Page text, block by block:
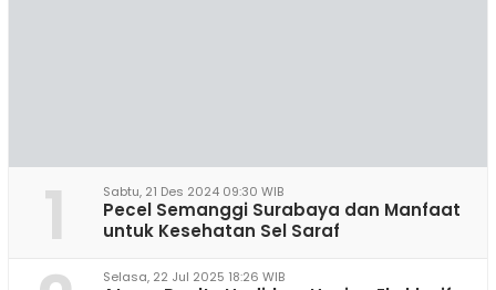
1 Sabtu, 21 Des 2024 09:30 WIB
Pecel Semanggi Surabaya dan Manfaat
untuk Kesehatan Sel Saraf
Selasa, 22 Jul 2025 18:26 WIB